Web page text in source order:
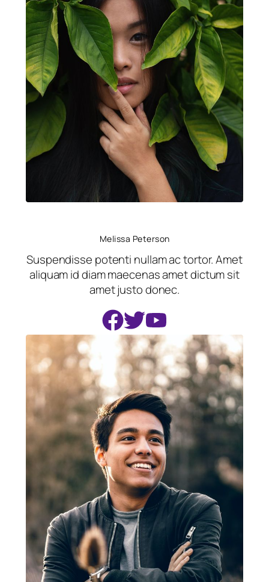
Melissa Peterson
Suspendisse potenti nullam ac tortor. Amet
aliquam id diam maecenas amet dictum sit
amet justo donec.